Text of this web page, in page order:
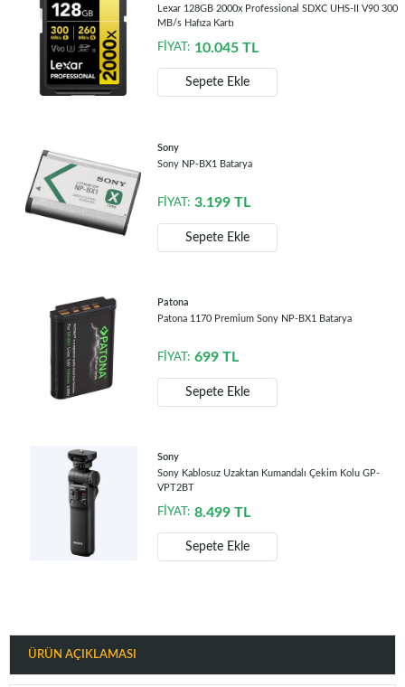
Lexar 128GB 2000x Professional SDXC UHS-II V90 300
MB/s Hafıza Kartı
FİYAT: 10.045 TL
Sepete Ekle
Sony
Sony NP-BX1 Batarya
FİYAT: 3.199 TL
Sepete Ekle
Patona
Patona 1170 Premium Sony NP-BX1 Batarya
FİYAT: 699 TL
Sepete Ekle
Sony
Sony Kablosuz Uzaktan Kumandalı Çekim Kolu GP-
VPT2BT
FİYAT: 8.499 TL
Sepete Ekle
ÜRÜN AÇIKLAMASI